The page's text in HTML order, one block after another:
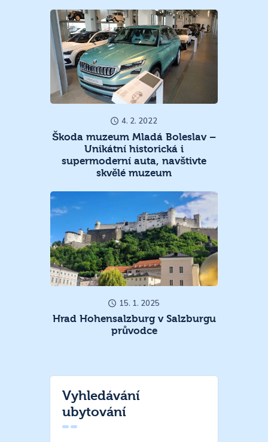
4. 2. 2022
Škoda muzeum Mladá Boleslav –
Unikátní historická i
supermoderní auta, navštivte
skvělé muzeum
15. 1. 2025
Hrad Hohensalzburg v Salzburgu
průvodce
Vyhledávání
ubytování